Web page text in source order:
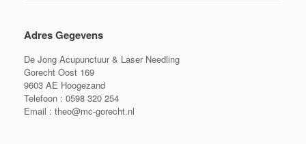
Adres Gegevens
De Jong Acupunctuur & Laser Needling
Gorecht Oost 169
9603 AE Hoogezand
Telefoon : 0598 320 254
Email : theo@mc-gorecht.nl